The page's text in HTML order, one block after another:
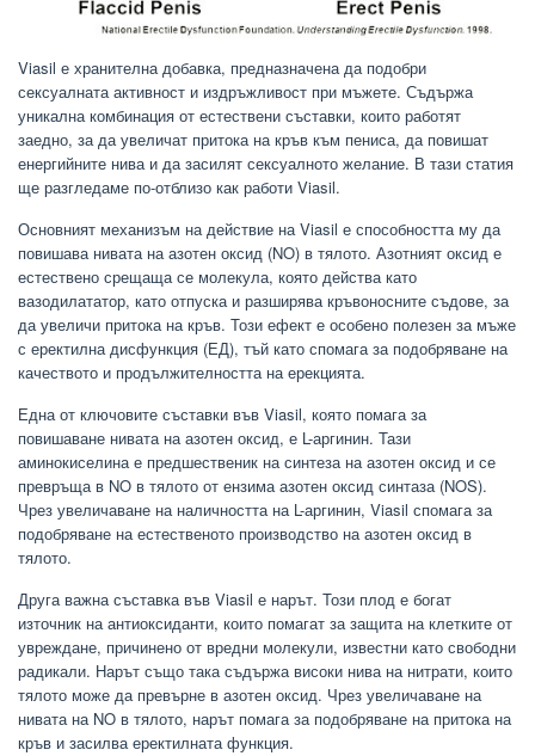
Viasil е хранителна добавка, предназначена да подобри
сексуалната активност и издръжливост при мъжете. Съдържа
уникална комбинация от естествени съставки, които работят
заедно, за да увеличат притока на кръв към пениса, да повишат
енергийните нива и да засилят сексуалното желание. В тази статия
ще разгледаме по-отблизо как работи Viasil.
Основният механизъм на действие на Viasil е способността му да
повишава нивата на азотен оксид (NO) в тялото. Азотният оксид е
естествено срещаща се молекула, която действа като
вазодилататор, като отпуска и разширява кръвоносните съдове, за
да увеличи притока на кръв. Този ефект е особено полезен за мъже
с еректилна дисфункция (ЕД), тъй като спомага за подобряване на
качеството и продължителността на ерекцията.
Една от ключовите съставки във Viasil, която помага за
повишаване нивата на азотен оксид, е L-аргинин. Тази
аминокиселина е предшественик на синтеза на азотен оксид и се
превръща в NO в тялото от ензима азотен оксид синтаза (NOS).
Чрез увеличаване на наличността на L-аргинин, Viasil спомага за
подобряване на естественото производство на азотен оксид в
тялото.
Друга важна съставка във Viasil е нарът. Този плод е богат
източник на антиоксиданти, които помагат за защита на клетките от
увреждане, причинено от вредни молекули, известни като свободни
радикали. Нарът също така съдържа високи нива на нитрати, които
тялото може да превърне в азотен оксид. Чрез увеличаване на
нивата на NO в тялото, нарът помага за подобряване на притока на
кръв и засилва еректилната функция.